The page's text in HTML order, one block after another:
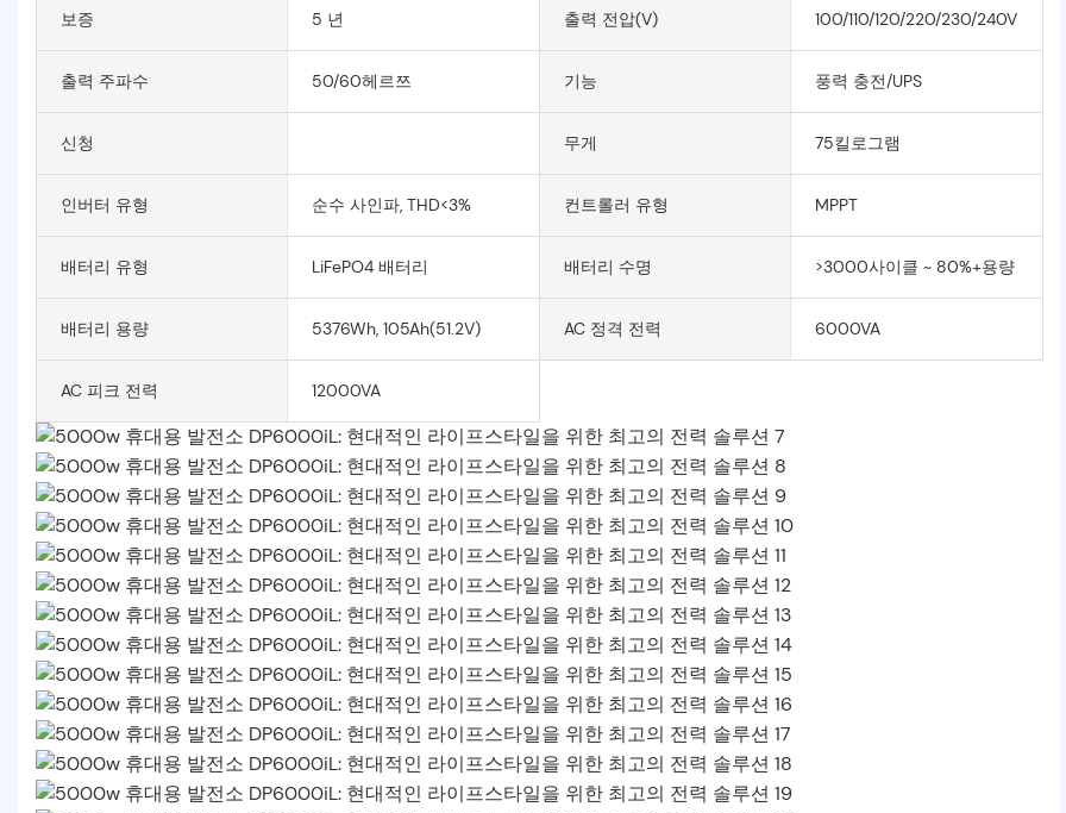
보증 5 년 출력 전압(V) 100/110/120/220/230/240V
출력 주파수 50/60헤르쯔 기능 풍력 충전/UPS
신청 무게 75킬로그램
인버터 유형 순수 사인파, THD<3% 컨트롤러 유형 MPPT
배터리 유형 LiFePO4 배터리 배터리 수명 >3000사이클 ~ 80%+용량
배터리 용량 5376Wh, 105Ah(51.2V) AC 정격 전력 6000VA
AC 피크 전력 12000VA